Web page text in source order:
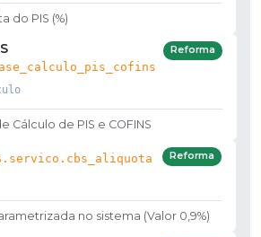
do PIS (%)
Reforma
Cálculo de PIS e COFINS
Reforma
no sistema (Valor 0,9%)